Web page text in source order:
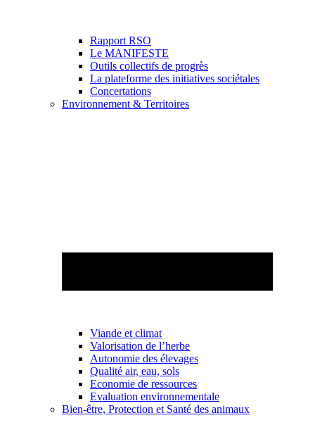
Rapport RSO
Le MANIFESTE
Outils collectifs de progrès
La plateforme des initiatives sociétales
Concertations
Environnement & Territoires
Viande et climat
Valorisation de l’herbe
Autonomie des élevages
Qualité air, eau, sols
Economie de ressources
Evaluation environnementale
Bien-être, Protection et Santé des animaux